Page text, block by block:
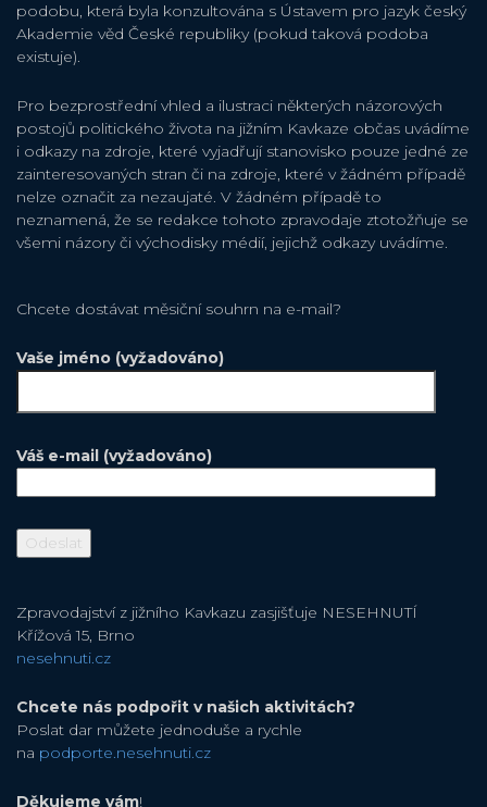
podobu, která byla konzultována s Ústavem pro jazyk český
Akademie věd České republiky (pokud taková podoba
existuje).
Pro bezprostřední vhled a ilustraci některých názorových
postojů politického života na jižním Kavkaze občas uvádíme
i odkazy na zdroje, které vyjadřují stanovisko pouze jedné ze
zainteresovaných stran či na zdroje, které v žádném případě
nelze označit za nezaujaté. V žádném případě to
neznamená, že se redakce tohoto zpravodaje ztotožňuje se
všemi názory či východisky médií, jejichž odkazy uvádíme.
Chcete dostávat měsiční souhrn na e-mail?
Vaše jméno (vyžadováno)
Váš e-mail (vyžadováno)
Zpravodajství z jižního Kavkazu zasjišťuje NESEHNUTÍ
Křížová 15, Brno
nesehnuti.cz
Chcete nás podpořit v našich aktivitách?
Poslat dar můžete jednoduše a rychle
na podporte.nesehnuti.cz
Děkujeme vám!